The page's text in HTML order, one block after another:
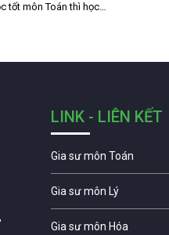
tốt môn Toán thì học…
LINK - LIÊN KẾT
Gia sư môn Toán
Gia sư môn Lý
Gia sư môn Hóa